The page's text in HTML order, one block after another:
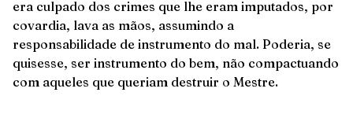
era culpado dos crimes que lhe eram imputados, por
covardia, lava as mãos, assumindo a
responsabilidade de instrumento do mal. Poderia, se
quisesse, ser instrumento do bem, não compactuando
com aqueles que queriam destruir o Mestre.